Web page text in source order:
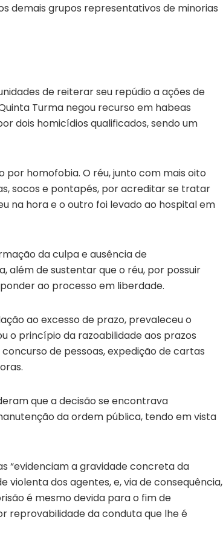
demais grupos representativos de minorias
de reiterar seu repúdio a ações de
Turma negou recurso em habeas
dois homicídios qualificados, sendo um
homofobia. O réu, junto com mais oito
socos e pontapés, por acreditar se tratar
na hora e o outro foi levado ao hospital em
da culpa e ausência de
além de sustentar que o réu, por possuir
ao processo em liberdade.
ao excesso de prazo, prevaleceu o
o princípio da razoabilidade aos prazos
de pessoas, expedição de cartas
que a decisão se encontrava
da ordem pública, tendo em vista
“evidenciam a gravidade concreta da
dos agentes, e, via de consequência,
é mesmo devida para o fim de
reprovabilidade da conduta que lhe é